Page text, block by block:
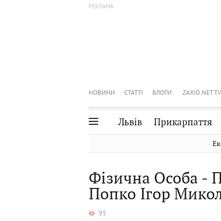
НОВИНИ СТАТТІ БЛОГИ ZAXID.NET TV
Львів Прикарпаття
Волинь
Закарпаття
Чернівці
Шептицький
Фізична Особа -
Попко Ігор
95